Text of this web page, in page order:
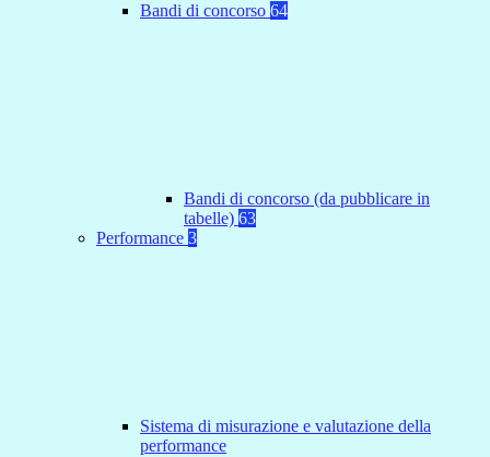
Bandi di concorso 64
Bandi di concorso (da pubblicare in
tabelle) 63
Performance 3
Sistema di misurazione e valutazione della
performance